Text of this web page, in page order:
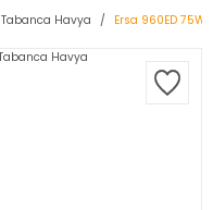
Tabanca Havya Ersa 960ED